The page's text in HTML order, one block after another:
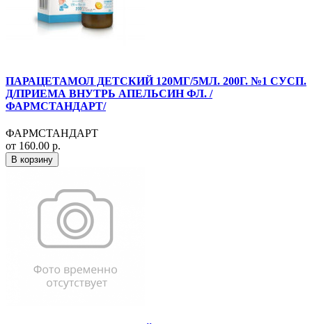
ПАРАЦЕТАМОЛ ДЕТСКИЙ 120МГ/5МЛ. 200Г. №1 СУСП.
Д/ПРИЕМА ВНУТРЬ АПЕЛЬСИН ФЛ. /
ФАРМСТАНДАРТ/
ФАРМСТАНДАРТ
от 160.00 р.
В корзину